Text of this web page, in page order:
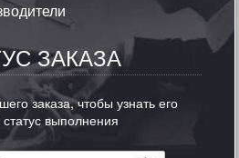
ЗАКАЗА
заказа, чтобы узнать его
выполнения